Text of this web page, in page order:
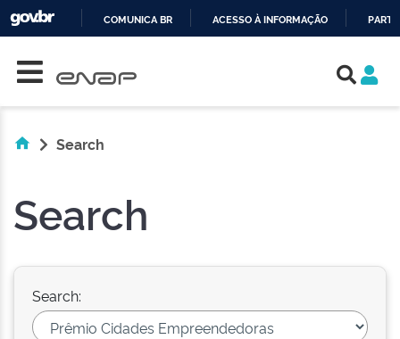
COMUNICA BR ACESSO À INFORMAÇÃO
Search
Search
Search: